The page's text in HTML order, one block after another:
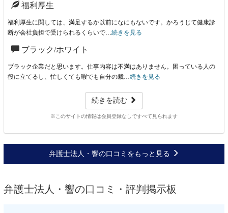
福利厚生
福利厚生に関しては、満足するか以前になにもないです。かろうじて健康診
断が会社負担で受けられるくらいで… 続きを見る
ブラック/ホワイト
ブラック企業だと思います。仕事内容は不満はありません。困っている人の
役に立てるし、忙しくても暇でも自分の裁… 続きを見る
続きを読む
※このサイトの情報は会員登録なしですべて見られます
弁護士法人・響の口コミをもっと見る
弁護士法人・響の口コミ・評判掲示板